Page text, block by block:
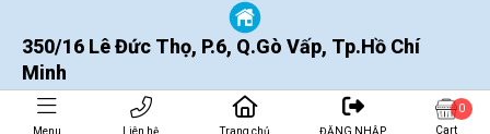
Menu Liên hệ Trang chủ ĐĂNG NHẬP
0
Cart
350/16 Lê Đức Thọ, P.6, Q.Gò Vấp, Tp.Hồ Chí
Minh